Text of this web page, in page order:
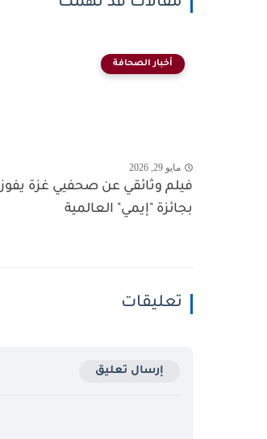
أخبار الصحافة
مايو 29, 2026
فيلم وثائقي عن صحفيي غزة يفوز
بجائزة "إيمي" العالمية
تعليقات
إرسال تعليق